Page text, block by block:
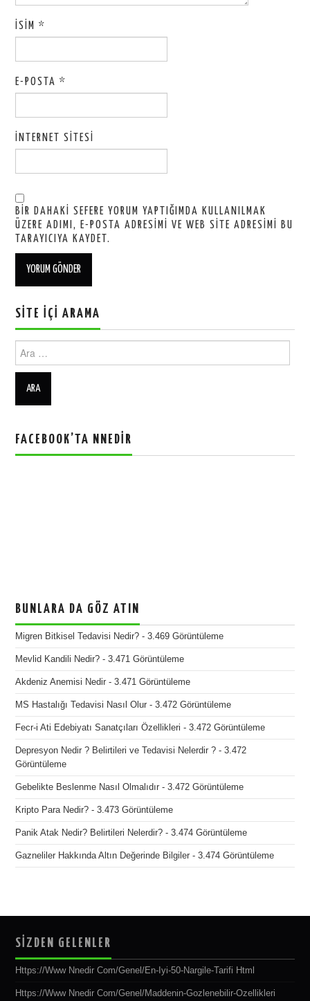
İSIM*
E-POSTA*
İNTERNET SITESI
BIR DAHAKI SEFERE YORUM YAPTIĞIMDA KULLANILMAK
ÜZERE ADIMI, E-POSTA ADRESIMI VE WEB SITE ADRESIMI BU
TARAYICIYA KAYDET.
SITE İÇI ARAMA
Ara:
FACEBOOK’TA NNEDIR
BUNLARA DA GÖZ ATIN
Migren Bitkisel Tedavisi Nedir? - 3.469 Görüntüleme
Mevlid Kandili Nedir? - 3.471 Görüntüleme
Akdeniz Anemisi Nedir - 3.471 Görüntüleme
MS Hastalığı Tedavisi Nasıl Olur - 3.472 Görüntüleme
Fecr-i Ati Edebiyatı Sanatçıları Özellikleri - 3.472 Görüntüleme
Depresyon Nedir ? Belirtileri ve Tedavisi Nelerdir ? - 3.472
Görüntüleme
Gebelikte Beslenme Nasıl Olmalıdır - 3.472 Görüntüleme
Kripto Para Nedir? - 3.473 Görüntüleme
Panik Atak Nedir? Belirtileri Nelerdir? - 3.474 Görüntüleme
Gazneliler Hakkında Altın Değerinde Bilgiler - 3.474 Görüntüleme
SİZDEN GELENLER
Https://www Nnedir Com/genel/en-Iyi-50-Nargile-Tarifi Html
Https://www Nnedir Com/genel/maddenin-Gozlenebilir-Ozellikleri